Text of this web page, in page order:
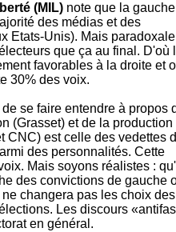
(MIL) note que la gauche
des médias et des
Etats-Unis). Mais
que ça au final. D'où
favorables à la droite et
30% des voix.
se faire entendre à propos
(Grasset) et de la production
CNC) est celle des vedettes
des personnalités. Cette
Mais soyons réalistes :
des convictions de gauche
changera pas les choix des
Les discours
en général.